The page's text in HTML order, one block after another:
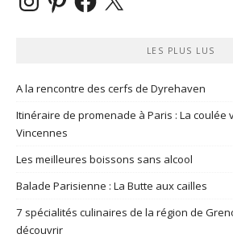
LES PLUS LUS
A la rencontre des cerfs de Dyrehaven
Itinéraire de promenade à Paris : La coulée
Vincennes
Les meilleures boissons sans alcool
Balade Parisienne : La Butte aux cailles
7 spécialités culinaires de la région de
découvrir